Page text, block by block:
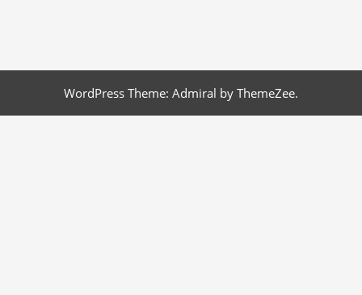
WordPress Theme: Admiral by ThemeZee.